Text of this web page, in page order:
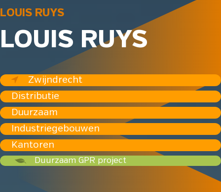
LOUIS RUYS
LOUIS RUYS
Zwijndrecht
Distributie
Duurzaam
Industriegebouwen
Kantoren
Duurzaam GPR project